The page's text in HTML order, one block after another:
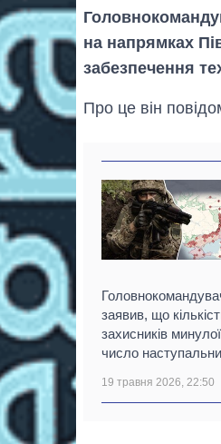
на напрямках
забезпечення
Про це він
заявив, що
захисників
число
19 травня 2026, 22:50